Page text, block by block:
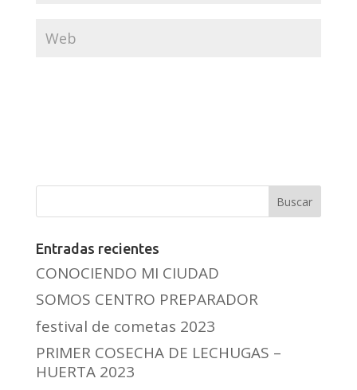
Entradas recientes
CONOCIENDO MI CIUDAD
SOMOS CENTRO PREPARADOR
festival de cometas 2023
PRIMER COSECHA DE LECHUGAS –
HUERTA 2023